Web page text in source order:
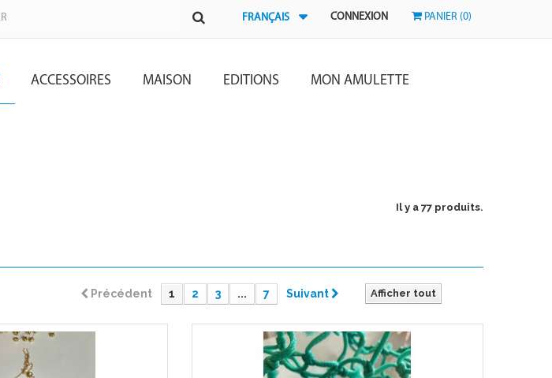
PANIER (0)
CONNEXION
FRANÇAIS
ACCESSOIRES MAISON EDITIONS MON AMULETTE
Il y a 77 produits.
Afficher tout
Précédent 1 2 3 ... 7 Suivant